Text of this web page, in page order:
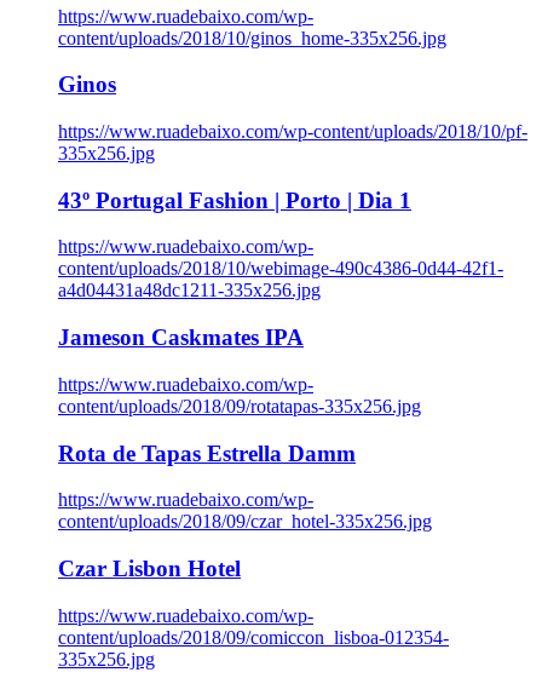
https://www.ruadebaixo.com/wp-
content/uploads/2018/10/ginos_home-335x256.jpg
Ginos
https://www.ruadebaixo.com/wp-content/uploads/2018/10/pf-
335x256.jpg
43º Portugal Fashion | Porto | Dia 1
https://www.ruadebaixo.com/wp-
content/uploads/2018/10/webimage-490c4386-0d44-42f1-
a4d04431a48dc1211-335x256.jpg
Jameson Caskmates IPA
https://www.ruadebaixo.com/wp-
content/uploads/2018/09/rotatapas-335x256.jpg
Rota de Tapas Estrella Damm
https://www.ruadebaixo.com/wp-
content/uploads/2018/09/czar_hotel-335x256.jpg
Czar Lisbon Hotel
https://www.ruadebaixo.com/wp-
content/uploads/2018/09/comiccon_lisboa-012354-
335x256.jpg